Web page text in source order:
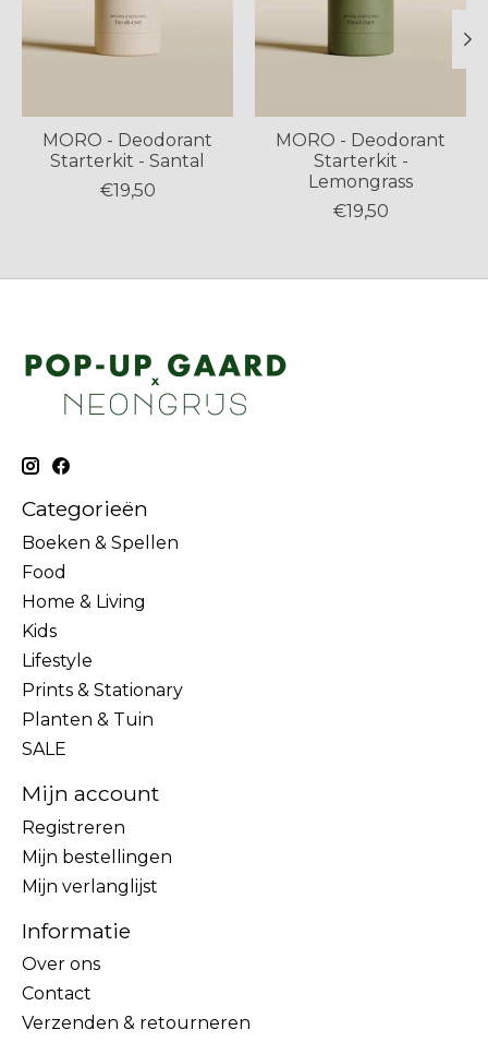
MORO - Deodorant
Starterkit - Santal
€19,50
MORO - Deodorant
Starterkit -
Lemongrass
€19,50
Categorieën
Boeken & Spellen
Food
Home & Living
Kids
Lifestyle
Prints & Stationary
Planten & Tuin
SALE
Mijn account
Registreren
Mijn bestellingen
Mijn verlanglijst
Informatie
Over ons
Contact
Verzenden & retourneren